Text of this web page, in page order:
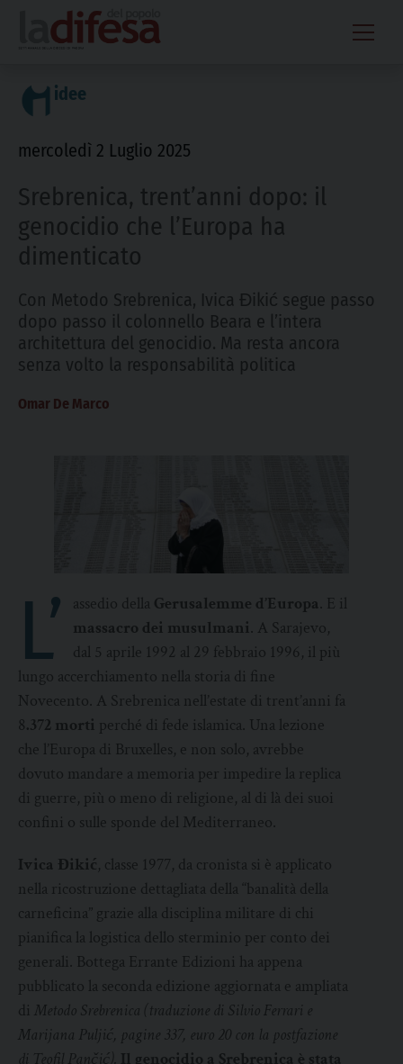
content
idee
mercoledì 2 Luglio 2025
Srebrenica, trent’anni dopo: il
genocidio che l’Europa ha
dimenticato
Con Metodo Srebrenica, Ivica Đikić segue passo
dopo passo il colonnello Beara e l’intera
architettura del genocidio. Ma resta ancora
senza volto la responsabilità politica
Omar De Marco
L’ assedio della Gerusalemme d’Europa . E il
massacro dei musulmani . A Sarajevo,
dal 5 aprile 1992 al 29 febbraio 1996, il più
lungo accerchiamento nella storia di fine
Novecento. A Srebrenica nell’estate di trent’anni fa
8.372 morti perché di fede islamica. Una lezione
che l’Europa di Bruxelles, e non solo, avrebbe
dovuto mandare a memoria per impedire la replica
di guerre, più o meno di religione, al di là dei suoi
confini o sulle sponde del Mediterraneo.
Ivica Đikić, classe 1977, da cronista si è applicato
nella ricostruzione dettagliata della “banalità della
carneficina” grazie alla disciplina militare di chi
pianifica la logistica dello sterminio per conto dei
generali. Bottega Errante Edizioni ha appena
pubblicato la seconda edizione aggiornata e ampliata
di Metodo Srebrenica (traduzione di Silvio Ferrari e
Marijana Puljić, pagine 337, euro 20 con la postfazione
di Teofil Pančić).
Il genocidio a Srebrenica è stata